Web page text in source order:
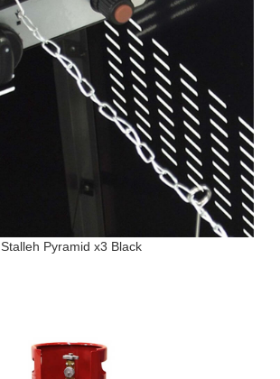
Stalleh Pyramid x3 Black